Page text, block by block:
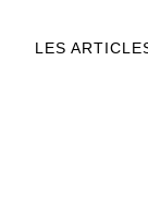
LES